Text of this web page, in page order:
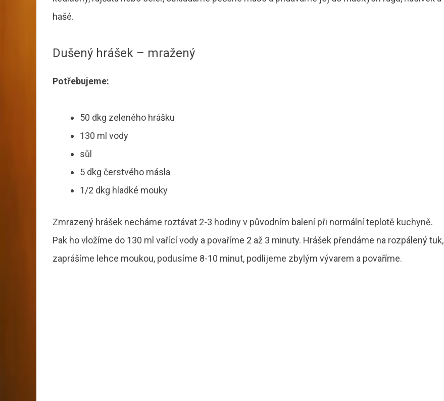
hašé.
Dušený hrášek – mražený
Potřebujeme:
50 dkg zeleného hrášku
130 ml vody
sůl
5 dkg čerstvého másla
1/2 dkg hladké mouky
Zmrazený hrášek necháme roztávat 2-3 hodiny v původním balení při normální teplotě kuchyně.
Pak ho vložíme do 130 ml vařící vody a povaříme 2 až 3 minuty. Hrášek přendáme na rozpálený tuk,
zaprášíme lehce moukou, podusíme 8-10 minut, podlijeme zbylým vývarem a povaříme.